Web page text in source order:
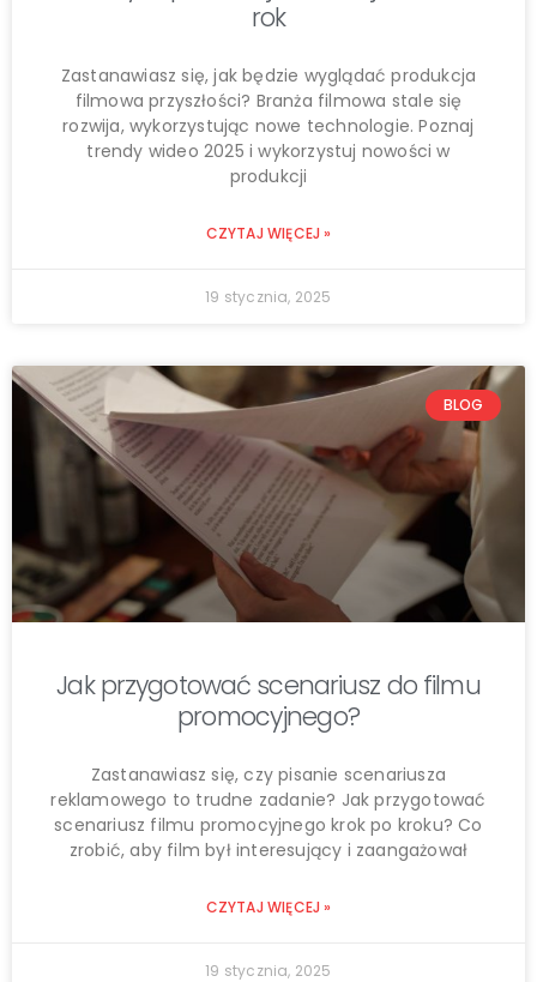
rok
Zastanawiasz się, jak będzie wyglądać produkcja
filmowa przyszłości? Branża filmowa stale się
rozwija, wykorzystując nowe technologie. Poznaj
trendy wideo 2025 i wykorzystuj nowości w
produkcji
CZYTAJ WIĘCEJ »
19 stycznia, 2025
BLOG
Jak przygotować scenariusz do filmu
promocyjnego?
Zastanawiasz się, czy pisanie scenariusza
reklamowego to trudne zadanie? Jak przygotować
scenariusz filmu promocyjnego krok po kroku? Co
zrobić, aby film był interesujący i zaangażował
CZYTAJ WIĘCEJ »
19 stycznia, 2025